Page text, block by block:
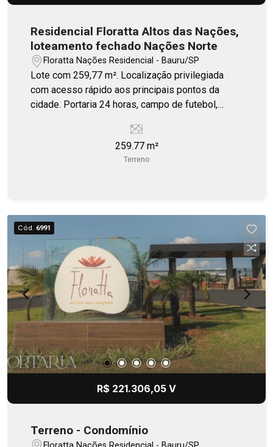
Residencial Floratta Altos das Nações,
loteamento fechado Nações Norte
Floratta Nações Residencial - Bauru/SP
Lote com 259,77 m². Localização privilegiada
com acesso rápido aos principais pontos da
cidade. Portaria 24 horas, campo de futebol,
259.77 m²
Terreno
Cód. 6991
R$ 221.306,05 V
Terreno - Condomínio